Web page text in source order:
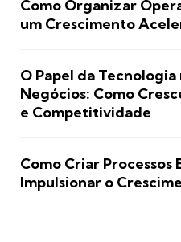
Como Organizar
um Crescimento
O Papel da Tecnologia
Negócios: Como
e Competitividade
Como Criar Processos
Impulsionar o